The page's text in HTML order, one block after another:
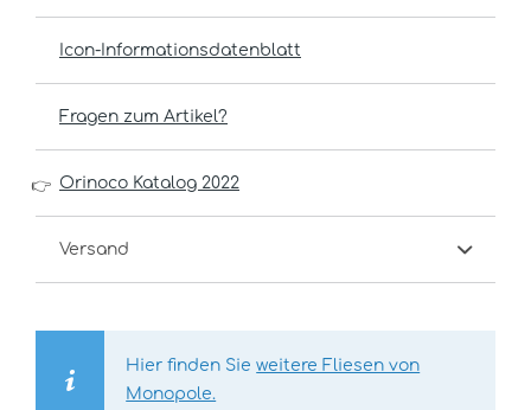
Icon-Informationsdatenblatt
Fragen zum Artikel?
👉 Orinoco Katalog 2022
Versand
Hier finden Sieweitere Fliesen von
Monopole.